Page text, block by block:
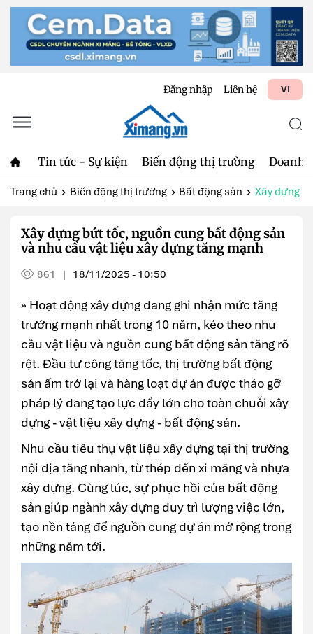
Đăng nhập Liên hệ VI
Tin tức - Sự kiện Biến động thị trường Doanh
Trang chủ Biến động thị trường Bất động sản Xây dựng
Xây dựng bứt tốc, nguồn cung bất động sản
và nhu cầu vật liệu xây dựng tăng mạnh
861 | 18/11/2025 - 10:50
» Hoạt động xây dựng đang ghi nhận mức tăng
trưởng mạnh nhất trong 10 năm, kéo theo nhu
cầu vật liệu và nguồn cung bất động sản tăng rõ
rệt. Đầu tư công tăng tốc, thị trường bất động
sản ấm trở lại và hàng loạt dự án được tháo gỡ
pháp lý đang tạo lực đẩy lớn cho toàn chuỗi xây
dựng - vật liệu xây dựng - bất động sản.
Nhu cầu tiêu thụ vật liệu xây dựng tại thị trường
nội địa tăng nhanh, từ thép đến xi măng và nhựa
xây dựng. Cùng lúc, sự phục hồi của bất động
sản giúp ngành xây dựng duy trì lượng việc lớn,
tạo nền tảng để nguồn cung dự án mở rộng trong
những năm tới.